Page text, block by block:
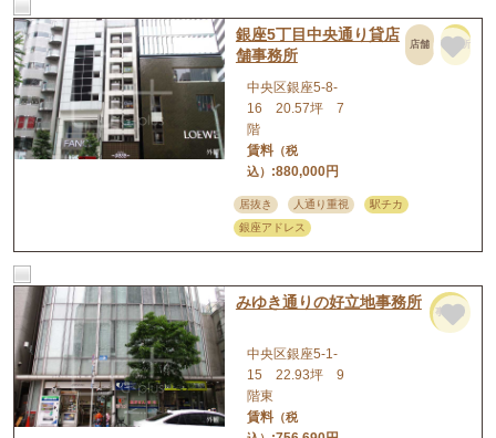
銀座5丁目中央通り貸店
舗事務所
店舗 事務所
中央区銀座5-8-
16 20.57坪 7
階
賃料（税
込） :880,000円
居抜き 人通り重視
駅チカ
銀座アドレス
みゆき通りの好立地事務所
事務所
中央区銀座5-1-
15 22.93坪 9
階東
賃料（税